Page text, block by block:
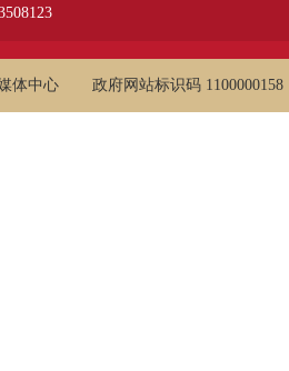
体中心 政府网站标识码 1100000158